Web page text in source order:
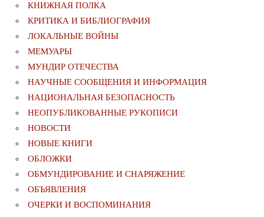
КНИЖНАЯ ПОЛКА
КРИТИКА И БИБЛИОГРАФИЯ
ЛОКАЛЬНЫЕ ВОЙНЫ
МЕМУАРЫ
МУНДИР ОТЕЧЕСТВА
НАУЧНЫЕ СООБЩЕНИЯ И ИНФОРМАЦИЯ
НАЦИОНАЛЬНАЯ БЕЗОПАСНОСТЬ
НЕОПУБЛИКОВАННЫЕ РУКОПИСИ
НОВОСТИ
НОВЫЕ КНИГИ
ОБЛОЖКИ
ОБМУНДИРОВАНИЕ И СНАРЯЖЕНИЕ
ОБЪЯВЛЕНИЯ
ОЧЕРКИ И ВОСПОМИНАНИЯ